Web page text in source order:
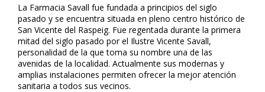
La Farmacia Savall fue fundada a principios del siglo
pasado y se encuentra situada en pleno centro histórico de
San Vicente del Raspeig. Fue regentada durante la primera
mitad del siglo pasado por el Ilustre Vicente Savall,
personalidad de la que toma su nombre una de las
avenidas de la localidad. Actualmente sus modernas y
amplias instalaciones permiten ofrecer la mejor atención
sanitaria a todos sus vecinos.